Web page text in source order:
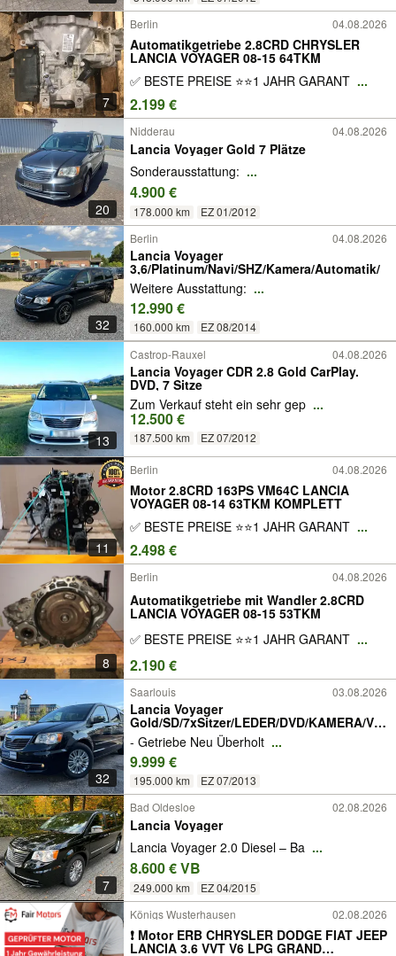
7
Berlin 04.08.2026
Automatikgetriebe 2.8CRD CHRYSLER
LANCIA VOYAGER 08-15 64TKM
✅ BESTE PREISE ⭐⭐1 JAHR GARANT ...
2.199 €
20
Nidderau 04.08.2026
Lancia Voyager Gold 7 Plätze
Sonderausstattung: ...
4.900 €
178.000 km EZ 01/2012
32
Berlin 04.08.2026
Lancia Voyager
3,6/Platinum/Navi/SHZ/Kamera/Automatik/
Weitere Ausstattung: ...
12.990 €
160.000 km EZ 08/2014
13
Castrop-Rauxel 04.08.2026
Lancia Voyager CDR 2.8 Gold CarPlay.
DVD, 7 Sitze
Zum Verkauf steht ein sehr gep ...
12.500 €
187.500 km EZ 07/2012
11
Berlin 04.08.2026
Motor 2.8CRD 163PS VM64C LANCIA
VOYAGER 08-14 63TKM KOMPLETT
✅ BESTE PREISE ⭐⭐1 JAHR GARANT ...
2.498 €
8
Berlin 04.08.2026
Automatikgetriebe mit Wandler 2.8CRD
LANCIA VOYAGER 08-15 53TKM
✅ BESTE PREISE ⭐⭐1 JAHR GARANT ...
2.190 €
32
Saarlouis 03.08.2026
Lancia Voyager
Gold/SD/7xSitzer/LEDER/DVD/KAMERA/VO
LL
- Getriebe Neu Überholt ...
9.999 €
195.000 km EZ 07/2013
7
Bad Oldesloe 02.08.2026
Lancia Voyager
Lancia Voyager 2.0 Diesel – Ba ...
8.600 € VB
249.000 km EZ 04/2015
Königs Wusterhausen 02.08.2026
❗ Motor ERB CHRYSLER DODGE FIAT JEEP
LANCIA 3.6 VVT V6 LPG GRAND